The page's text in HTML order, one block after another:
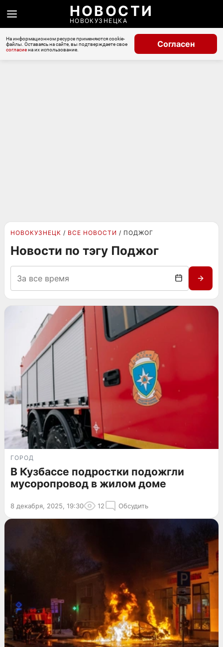
НОВОСТИ
НОВОКУЗНЕЦКА
На информационном ресурсе применяются cookie-
файлы. Оставаясь на сайте, вы подтверждаете свое
согласиена их использование.
Согласен
НОВОКУЗНЕЦК ВСЕ НОВОСТИ ПОДЖОГ
Новости по тэгу Поджог
ГОРОД
В Кузбассе подростки подожгли
мусоропровод в жилом доме
8 декабря, 2025, 19:30 12 Обсудить